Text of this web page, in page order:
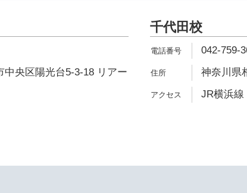
中央区陽光台5-3-18 リアー
千代田校
042-759-
神奈川県
JR横浜線